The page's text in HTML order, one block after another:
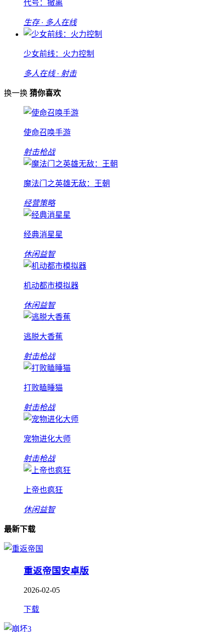
代号：撤离
生存 · 多人在线
少女前线：火力控制
多人在线 · 射击
换一换 猜你喜欢
使命召唤手游
射击枪战
魔法门之英雄无敌：王朝
经营策略
经典消星星
休闲益智
机动都市模拟器
休闲益智
逃脱大香蕉
射击枪战
打败瞌睡猫
射击枪战
宠物进化大师
射击枪战
上帝也疯狂
休闲益智
最新下载
重返帝国安卓版
2026-02-05
下载